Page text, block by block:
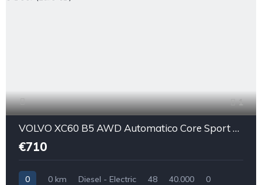
1
VOLVO XC60 B5 AWD Automatico Core Sport Utility Vehicle 5-Door (Euro 6D)
€710
0 0 km Diesel - Electric 48 40.000 0